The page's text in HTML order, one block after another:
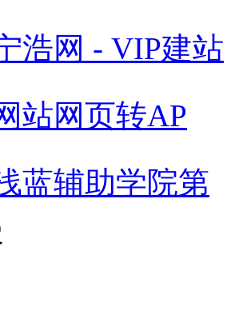
浩网 - VIP建站
站网页转AP
蓝辅助学院第